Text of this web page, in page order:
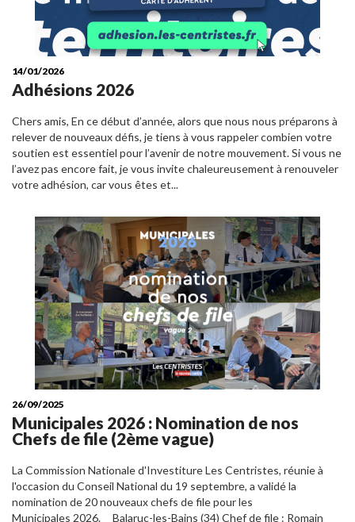
14/01/2026
Adhésions 2026
Chers amis, En ce début d’année, alors que nous nous préparons à
relever de nouveaux défis, je tiens à vous rappeler combien votre
soutien est essentiel pour l’avenir de notre mouvement. Si vous ne
l’avez pas encore fait, je vous invite chaleureusement à renouveler
votre adhésion, car vous êtes et...
26/09/2025
Municipales 2026 : Nomination de nos
Chefs de file (2ème vague)
La Commission Nationale d'Investiture Les Centristes, réunie à
l'occasion du Conseil National du 19 septembre, a validé la
nomination de 20 nouveaux chefs de file pour les
Municipales 2026. Balaruc-les-Bains (34) Chef de file : Romain